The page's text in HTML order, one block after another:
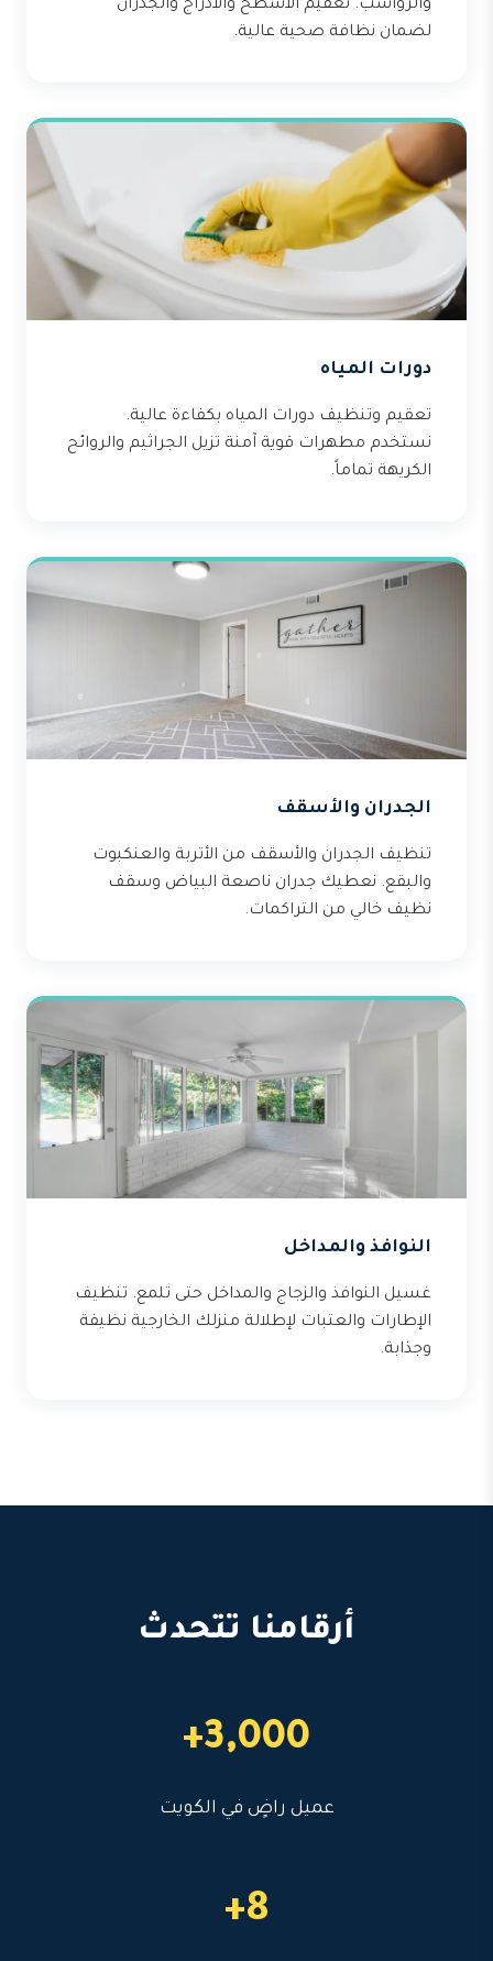
والرواسب. تعقيم الأسطح والأدراج والجدران
لضمان نظافة صحية عالية.
دورات المياه
تعقيم وتنظيف دورات المياه بكفاءة عالية.
نستخدم مطهرات قوية آمنة تزيل الجراثيم والروائح
الكريهة تماماً.
الجدران والأسقف
تنظيف الجدران والأسقف من الأتربة والعنكبوت
والبقع. نعطيك جدران ناصعة البياض وسقف
نظيف خالي من التراكمات.
النوافذ والمداخل
غسيل النوافذ والزجاج والمداخل حتى تلمع. تنظيف
الإطارات والعتبات لإطلالة منزلك الخارجية نظيفة
وجذابة.
أرقامنا تتحدث
3,000+
عميل راضٍ في الكويت
8+